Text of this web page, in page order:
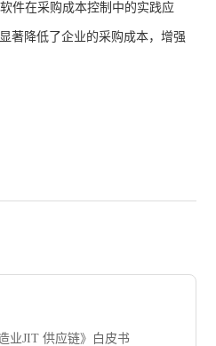
件在采购成本控制中的实践应
著降低了企业的采购成本，增强
业JIT 供应链》白皮书